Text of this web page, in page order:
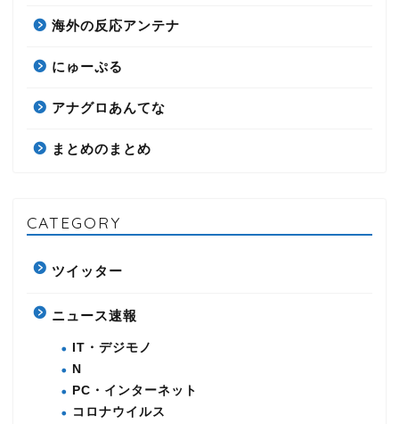
海外の反応アンテナ
にゅーぷる
アナグロあんてな
まとめのまとめ
CATEGORY
ツイッター
ニュース速報
IT・デジモノ
N
PC・インターネット
コロナウイルス